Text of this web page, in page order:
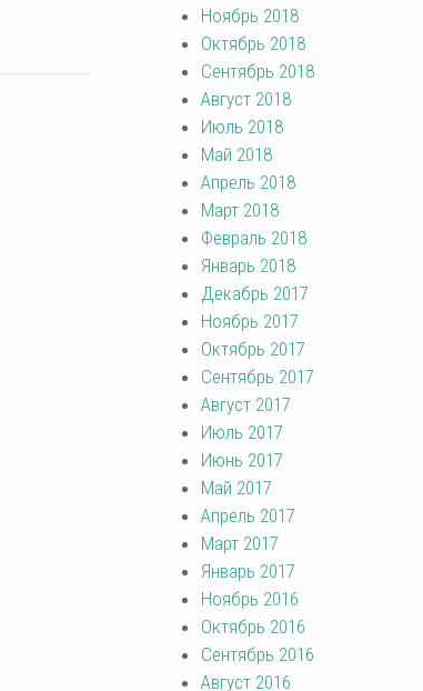
Ноябрь 2018
Октябрь 2018
Сентябрь 2018
Август 2018
Июль 2018
Май 2018
Апрель 2018
Март 2018
Февраль 2018
Январь 2018
Декабрь 2017
Ноябрь 2017
Октябрь 2017
Сентябрь 2017
Август 2017
Июль 2017
Июнь 2017
Май 2017
Апрель 2017
Март 2017
Январь 2017
Ноябрь 2016
Октябрь 2016
Сентябрь 2016
Август 2016